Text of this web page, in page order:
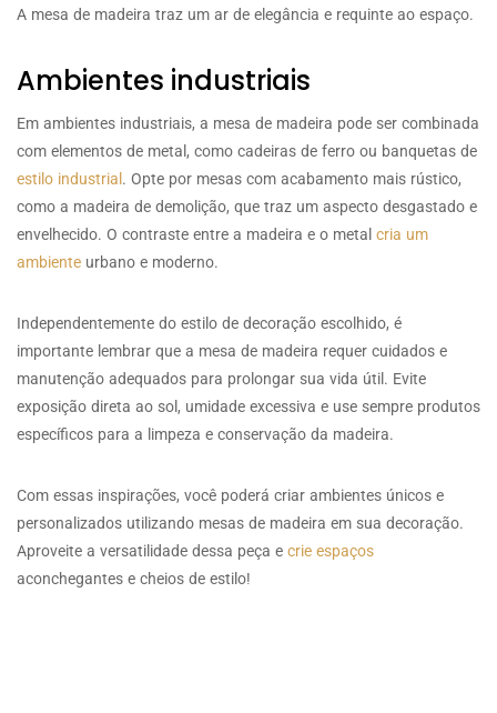
A mesa de madeira traz um ar de elegância e requinte ao espaço.
Ambientes industriais
Em ambientes industriais, a mesa de madeira pode ser combinada
com elementos de metal, como cadeiras de ferro ou banquetas de
estilo industrial . Opte por mesas com acabamento mais rústico,
como a madeira de demolição, que traz um aspecto desgastado e
envelhecido. O contraste entre a madeira e o metal cria um
ambiente urbano e moderno.
Independentemente do estilo de decoração escolhido, é
importante lembrar que a mesa de madeira requer cuidados e
manutenção adequados para prolongar sua vida útil. Evite
exposição direta ao sol, umidade excessiva e use sempre produtos
específicos para a limpeza e conservação da madeira.
Com essas inspirações, você poderá criar ambientes únicos e
personalizados utilizando mesas de madeira em sua decoração.
Aproveite a versatilidade dessa peça e crie espaços
aconchegantes e cheios de estilo!